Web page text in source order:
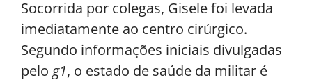
Socorrida por colegas, Gisele foi levada
imediatamente ao centro cirúrgico.
Segundo informações iniciais divulgadas
pelo g1, o estado de saúde da militar é